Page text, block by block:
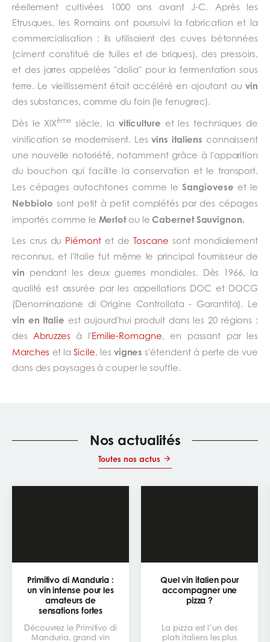
réellement cultivées 1000 ans avant J-C. Après les
Etrusques, les Romains ont poursuivi la fabrication et la
commercialisation : ils utilisaient des cuves bétonnées
(ciment constitué de tuiles et de briques), des pressoirs,
et des jarres appelées "dolia" pour la fermentation sous
terre. Le vieillissement était accéléré en ajoutant auvin
des substances, comme du foin (le fenugrec).
Dès le XIXèmesiècle, la viticulture et les techniques de
vinification se modernisent. Lesvins italiens connaissent
une nouvelle notoriété, notamment grâce à l'apparition
du bouchon qui facilite la conservation et le transport.
Les cépages autochtones comme leSangiovese et le
Nebbiolo sont petit à petit complétés par des cépages
importés comme le Merlotou leCabernet Sauvignon.
Les crus du Piémontet de Toscane sont mondialement
reconnus, et l'Italie fut même le principal fournisseur de
vin pendant les deux guerres mondiales. Dès 1966, la
qualité est assurée par les appellations DOC et DOCG
(Denominazione di Origine Controllata - Garantita). Le
vin en Italie est aujourd'hui produit dans les 20 régions :
des Abruzzes à l'Emilie-Romagne, en passant par les
Marches et laSicile, les vignes s'étendent à perte de vue
dans des paysages à couper le souffle.
Nos actualités
Toutes nos actus
Primitivo di Manduria :
un vin intense pour les
amateurs de
sensations fortes
Découvrez le Primitivo di
Manduria, grand vin
Quel vin italien pour
accompagner une
pizza ?
La pizza est l’un des
plats italiens les plus